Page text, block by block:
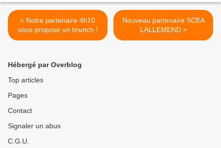
< Notre partenaire 4h10
vous propose un brunch !
Nouveau partenaire SCEA
LALLEMEND >
Hébergé par Overblog
Top articles
Pages
Contact
Signaler un abus
C.G.U.